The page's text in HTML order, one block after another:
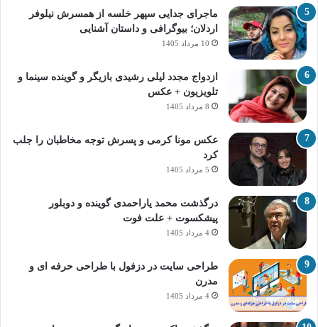
ماجرای جدایی سپهر خلسه از همسرش نیلوفر
اردلان؛ بیوگرافی و داستان آشنایی
10 مرداد 1405
ازدواج مجدد لیلی رشیدی بازیگر و گوینده سینما و
تلویزیون + عکس
8 مرداد 1405
عکس مونا کرمی و پسرش توجه مخاطبان را جلب
کرد
5 مرداد 1405
درگذشت محمد یاراحمدی گوینده و دوبلور
پیشکسوت + علت فوت
4 مرداد 1405
طراحی سایت در دزفول با طراحی حرفه‌ ای و
مدرن
4 مرداد 1405